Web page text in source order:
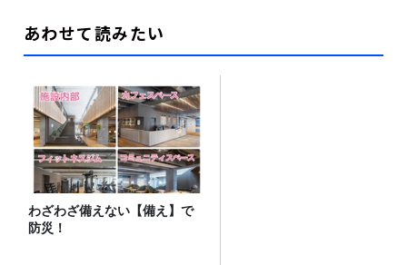
あわせて読みたい
わざわざ備えない【備え】で
防災！